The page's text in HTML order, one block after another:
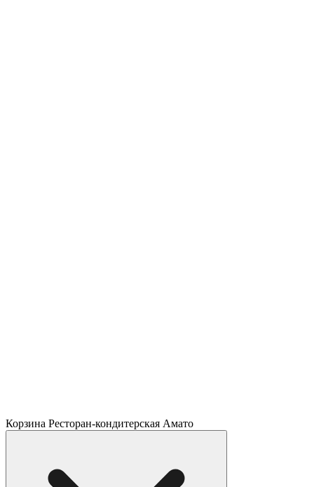
Корзина Ресторан-кондитерская Амато